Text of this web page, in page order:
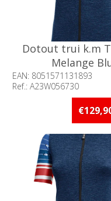
Dotout trui k.m
Melange
EAN: 8051571131893
Ref.: A23W056730
Beschikbaarheid::